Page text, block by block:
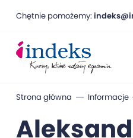
Chętnie pomożemy:
Strona główna Informacje